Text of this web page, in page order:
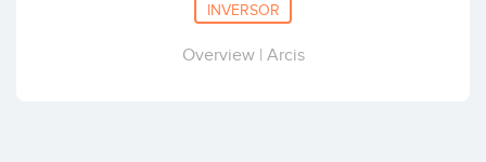
INVERSOR
Overview | Arcis